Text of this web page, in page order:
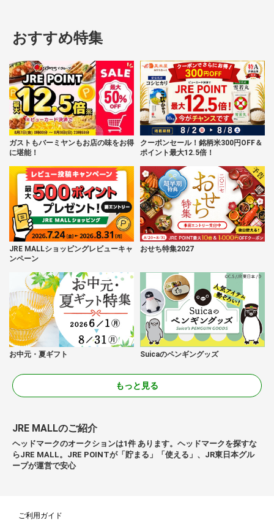
おすすめ特集
ガストもバーミヤンもお店の味をお得
に堪能！
クーポンセール！銘柄米300円OFF＆
ポイント最大12.5倍！
JRE MALLショッピングレビューキャ
ンペーン
おせち特集2027
お中元・夏ギフト Suicaのペンギングッズ
もっと見る
JRE MALLのご紹介
ヘッドマークのオークションは1件 あります。ヘッドマークを探すな
らJRE MALL。JRE POINTが「貯まる」「使える」、JR東日本グル
ープが運営で安心
ご利用ガイド